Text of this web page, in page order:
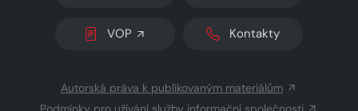
VOP Kontakty
Autorská práva k publikovaným materiálům